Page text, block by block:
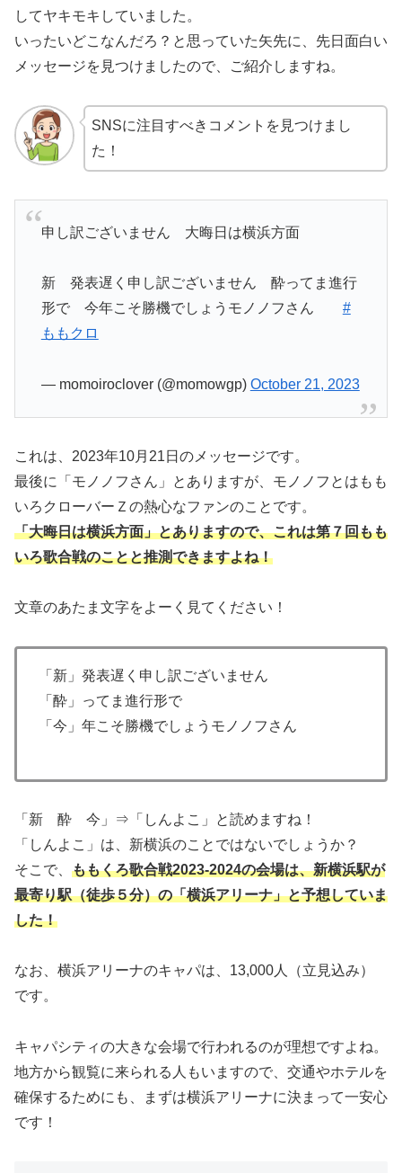
してヤキモキしていました。
いったいどこなんだろ？と思っていた矢先に、先日面白い
メッセージを見つけましたので、ご紹介しますね。
SNSに注目すべきコメントを見つけまし
た！
申し訳ございません 大晦日は横浜方面
新 発表遅く申し訳ございません 酔ってま進行
形で 今年こそ勝機でしょうモノノフさん #
ももクロ
— momoiroclover (@momowgp) October 21, 2023
これは、2023年10月21日のメッセージです。
最後に「モノノフさん」とありますが、モノノフとはもも
いろクローバーＺの熱心なファンのことです。
「大晦日は横浜方面」とありますので、これは第７回もも
いろ歌合戦のことと推測できますよね！
文章のあたま文字をよーく見てください！
「新」発表遅く申し訳ございません
「酔」ってま進行形で
「今」年こそ勝機でしょうモノノフさん
「新 酔 今」⇒「しんよこ」と読めますね！
「しんよこ」は、新横浜のことではないでしょうか？
そこで、 ももくろ歌合戦2023-2024の会場は、新横浜駅が
最寄り駅（徒歩５分）の「横浜アリーナ」と予想していま
した！
なお、横浜アリーナのキャパは、13,000人（立見込み）
です。
キャパシティの大きな会場で行われるのが理想ですよね。
地方から観覧に来られる人もいますので、交通やホテルを
確保するためにも、まずは横浜アリーナに決まって一安心
です！